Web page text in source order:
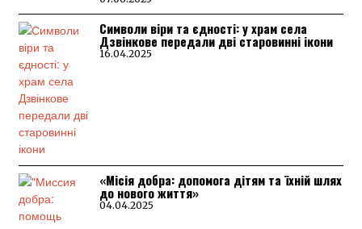
Символи віри та єдності: у храм села
Дзвінкове передали дві старовинні ікони
16.04.2025
«Місія добра: допомога дітям та їхній шлях
до нового життя»
04.04.2025